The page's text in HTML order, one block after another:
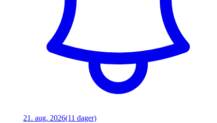
21. aug. 2026(11 dager)